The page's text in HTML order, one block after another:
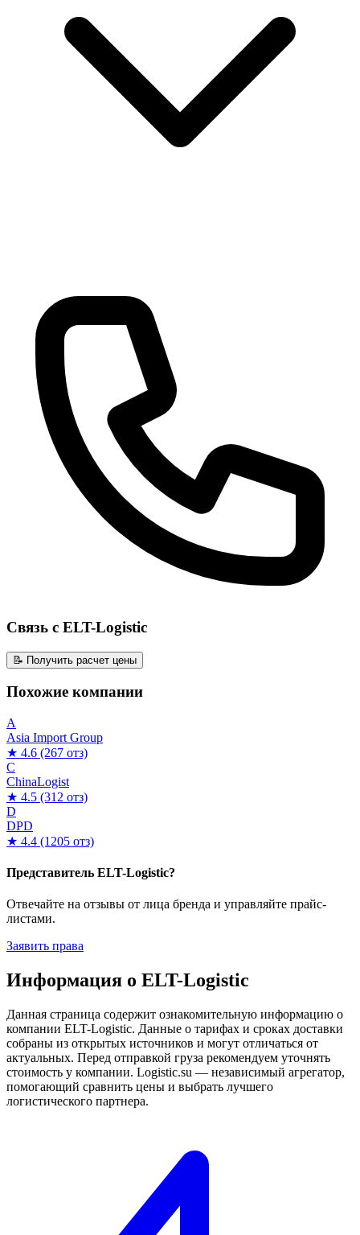
Связь с ELT-Logistic
📝 Получить расчет цены
Похожие компании
A
Asia Import Group
★ 4.6 (267 отз)
C
ChinaLogist
★ 4.5 (312 отз)
D
DPD
★ 4.4 (1205 отз)
Представитель ELT-Logistic?
Отвечайте на отзывы от лица бренда и управляйте прайс-
листами.
Заявить права
Информация о ELT-Logistic
Данная страница содержит ознакомительную информацию о
компании ELT-Logistic. Данные о тарифах и сроках доставки
собраны из открытых источников и могут отличаться от
актуальных. Перед отправкой груза рекомендуем уточнять
стоимость у компании. Logistic.su — независимый агрегатор,
помогающий сравнить цены и выбрать лучшего
логистического партнера.